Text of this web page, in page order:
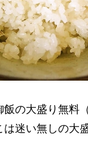
飯の大盛り無料
迷い無しの大